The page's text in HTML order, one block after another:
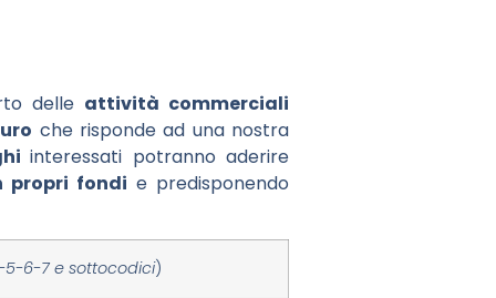
delle attività commerciali
che risponde ad una nostra
interessati potranno aderire
propri fondi e predisponendo
5-6-7 e sottocodici)